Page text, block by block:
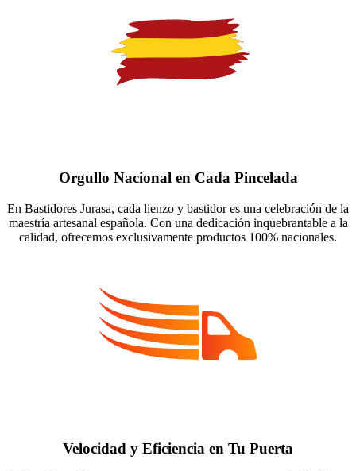
Orgullo Nacional en Cada Pincelada
En Bastidores Jurasa, cada lienzo y bastidor es una celebración de la
maestría artesanal española. Con una dedicación inquebrantable a la
calidad, ofrecemos exclusivamente productos 100% nacionales.
Velocidad y Eficiencia en Tu Puerta